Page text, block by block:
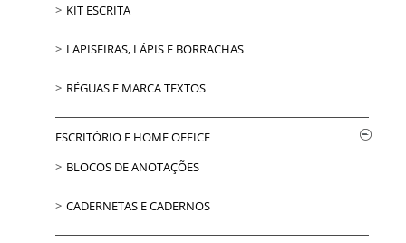
KIT ESCRITA
LAPISEIRAS, LÁPIS E BORRACHAS
RÉGUAS E MARCA TEXTOS
ESCRITÓRIO E HOME OFFICE
BLOCOS DE ANOTAÇÕES
CADERNETAS E CADERNOS